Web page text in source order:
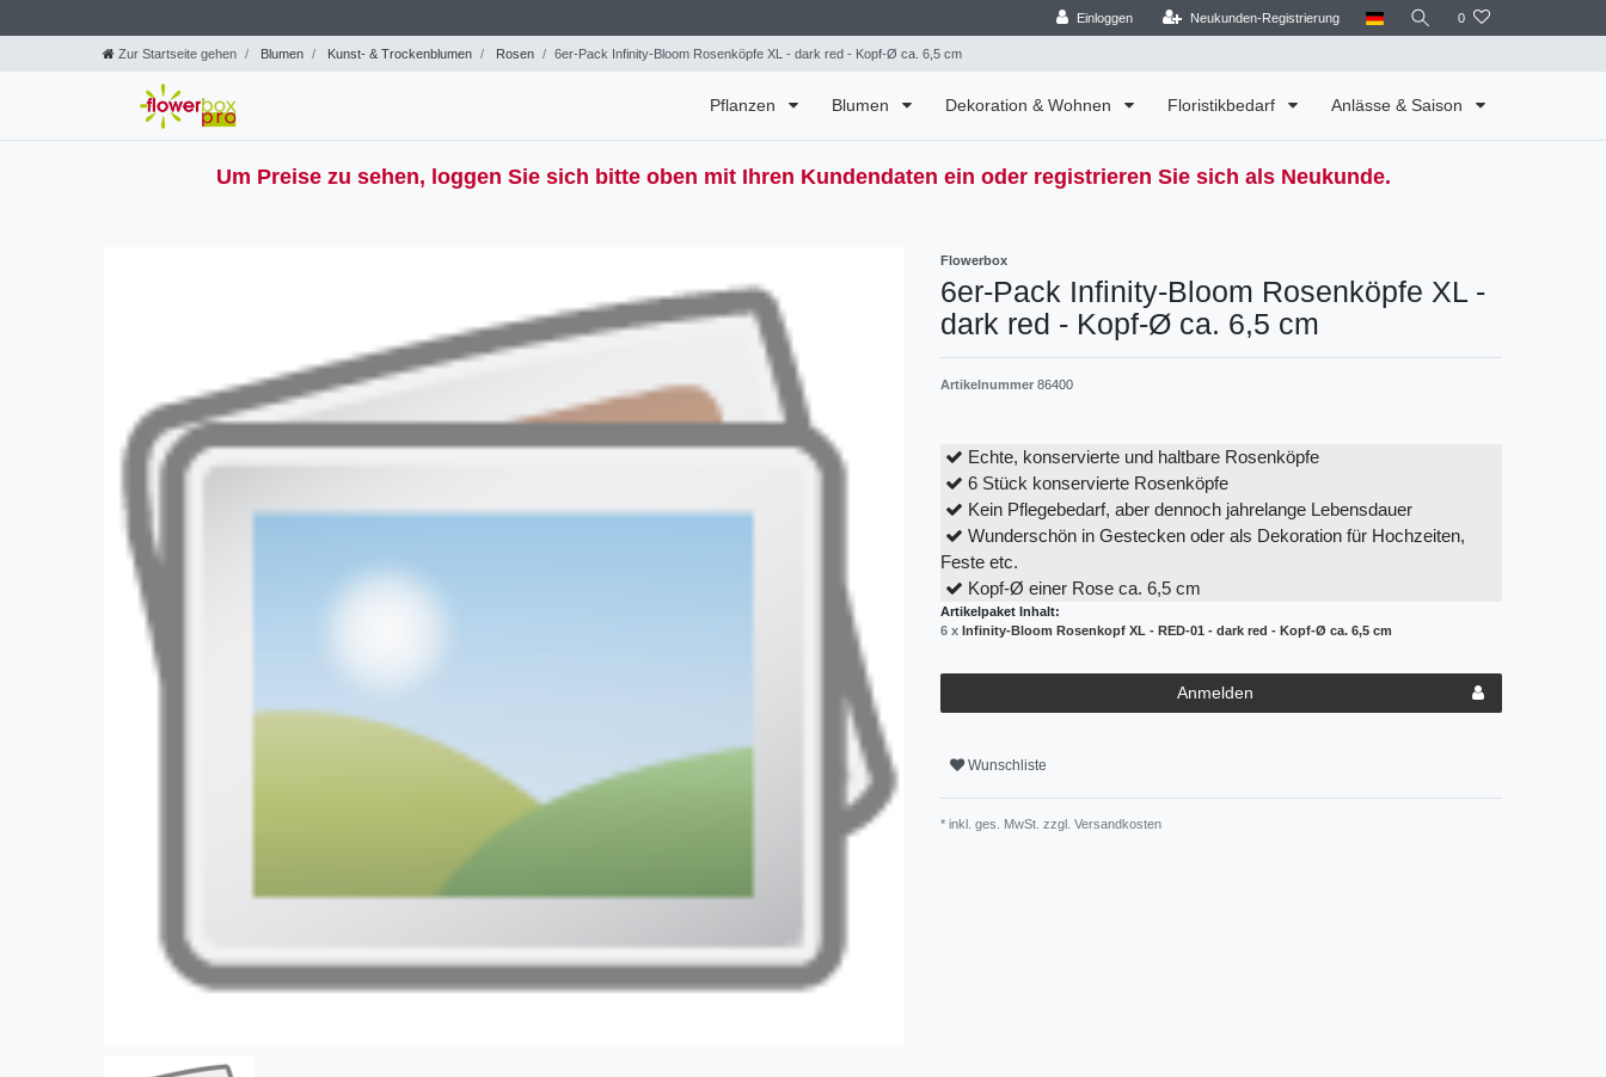
Einloggen Neukunden-Registrierung 0
Zur Startseite gehen Blumen Kunst- & Trockenblumen Rosen 6er-Pack Infinity-Bloom Rosenköpfe XL - dark red - Kopf-Ø ca. 6,5 cm
Pflanzen Blumen Dekoration & Wohnen Floristikbedarf Anlässe & Saison
Um Preise zu sehen, loggen Sie sich bitte oben mit Ihren Kundendaten ein oder registrieren Sie sich als Neukunde.
Flowerbox
6er-Pack Infinity-Bloom Rosenköpfe XL -
dark red - Kopf-Ø ca. 6,5 cm
Artikelnummer 86400
Echte, konservierte und haltbare Rosenköpfe
6 Stück konservierte Rosenköpfe
Kein Pflegebedarf, aber dennoch jahrelange Lebensdauer
Wunderschön in Gestecken oder als Dekoration für Hochzeiten,
Feste etc.
Kopf-Ø einer Rose ca. 6,5 cm
Artikelpaket Inhalt:
6 x Infinity-Bloom Rosenkopf XL - RED-01 - dark red - Kopf-Ø ca. 6,5 cm
Anmelden
Wunschliste
* inkl. ges. MwSt. zzgl. Versandkosten